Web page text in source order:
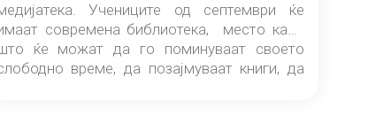
Учениците од септември ќе
современа библиотека, место каде
ќе можат да го поминуваат своето
време, да позајмуваат книги, да